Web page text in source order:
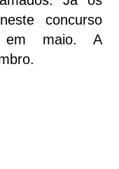
concurso
em maio. A